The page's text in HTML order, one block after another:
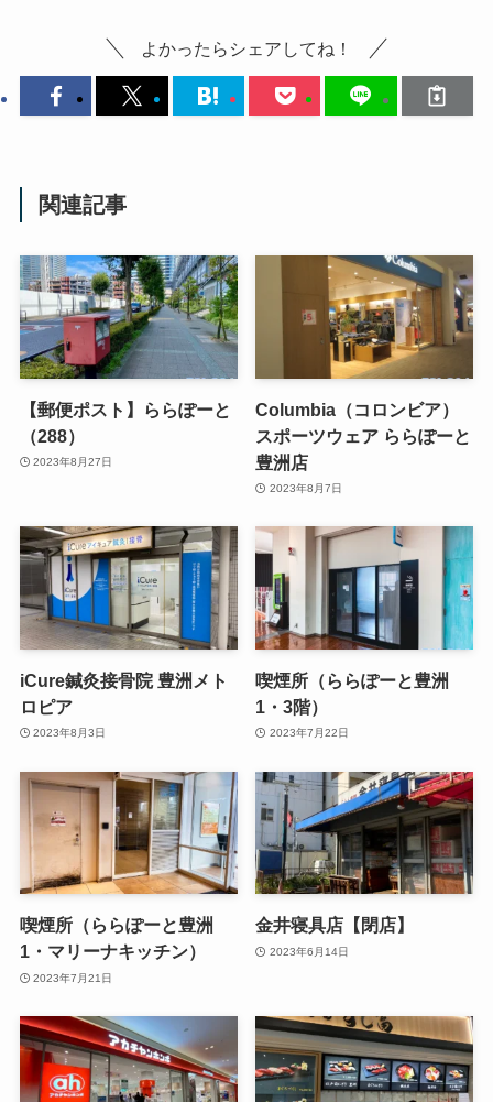
よかったらシェアしてね！
関連記事
【郵便ポスト】ららぽーと
（288）
2023年8月27日
Columbia（コロンビア）
スポーツウェア ららぽーと
豊洲店
2023年8月7日
iCure鍼灸接骨院 豊洲メト
ロピア
2023年8月3日
喫煙所（ららぽーと豊洲
1・3階）
2023年7月22日
喫煙所（ららぽーと豊洲
1・マリーナキッチン）
2023年7月21日
金井寝具店【閉店】
2023年6月14日